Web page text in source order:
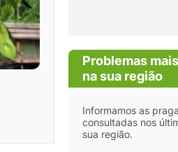
Problemas
na sua região
Informamos as
consultadas nos
sua região.